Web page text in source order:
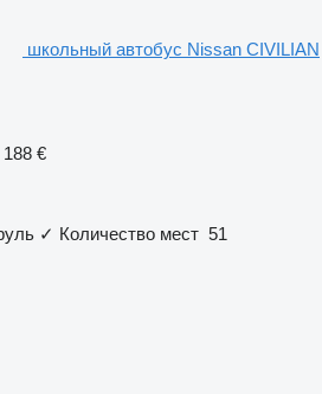
школьный автобус Nissan CIVILIAN
188 €
✓ Количество мест 51